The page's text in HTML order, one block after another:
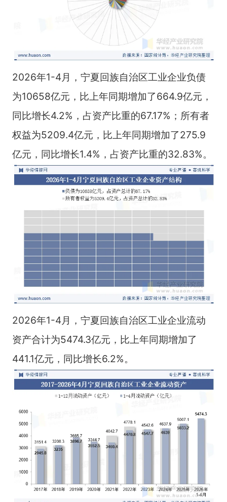
2026年1-4月，宁夏回族自治区工业企业负债
为10658亿元，比上年同期增加了664.9亿元，
同比增长4.2%，占资产比重的67.17%；所有者
权益为5209.4亿元，比上年同期增加了275.9
亿元，同比增长1.4%，占资产比重的32.83%。
2026年1-4月，宁夏回族自治区工业企业流动
资产合计为5474.3亿元，比上年同期增加了
441.1亿元，同比增长6.2%。